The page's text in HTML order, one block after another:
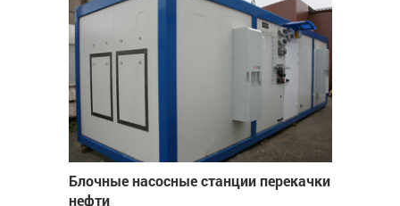
Блочные насосные станции перекачки
нефти